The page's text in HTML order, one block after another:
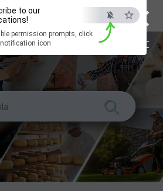
×
ESC
to our
permission prompts, click
icon